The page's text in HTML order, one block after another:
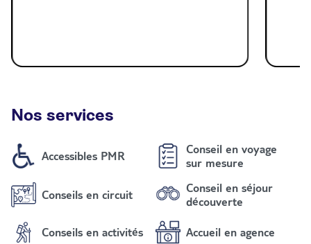
Nos services
Accessibles PMR
Conseil en voyage
sur mesure
Conseils en circuit
Conseil en séjour
découverte
Conseils en activités Accueil en agence